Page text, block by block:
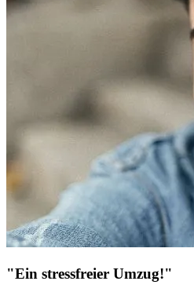
"Ein stressfreier Umzug!"